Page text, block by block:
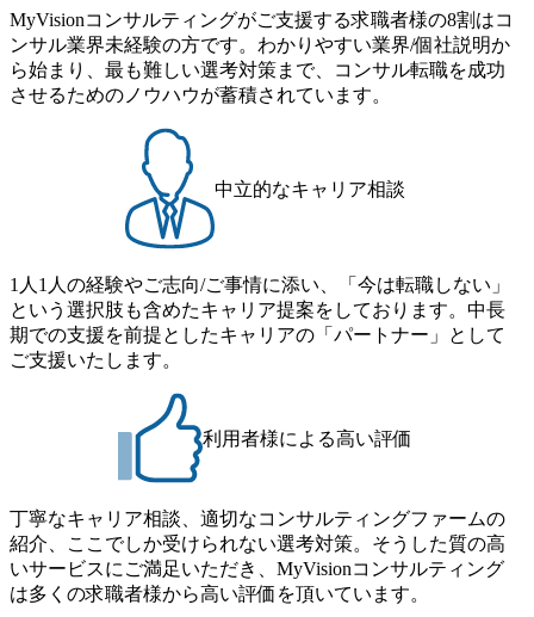
で主体的に動ける方 ・年齢にこだわらず、アドバイスを素
直に受け取れる方 ・推進力のある方
6年8月23日(日)にSustainable SCM SU 1day選考会を開催いた
します。 当SUは「GlobalでのSCM構築」や「物流・調達コ
ストの構造改革」といった伝統的なテーマに留まらずクラ
イアントがこれから取組むべき「グリーントランスフォー
った社会課題やテーマに対して、グローバル知見と最新の
事例などを基に企業の構造改革と社会価値の創造の取り組
みを行うプロフェッショナルチームです。 今回1day選考対
象となるポジションは下記となります。 ・コンサルタント
(調達改革・設備O&M)【SCS SU】 ・コンサルタント(ECM/
流改革/需給プロセス改革)【SSC SU】 ・SCM/ECMデータ・
プロセス分析・AI活用_Sustainable SCM Strategy Unit(Strategy
Consultant職)≪東京・大阪≫ ・コンサルタント(SCS SUオー
プンポジション)【SCS SU】 ※当日は全体での会社説明な
どはなく、個別選考のみの実施を予定しています ※1名あた
りの拘束時間は1時間～最大2時間半程度を想定しています
※1次面接と最終面接の間をなるべく空けないよう調整して
おりますが、調整が叶わないケースもございます オンライ
ン 書類選考通過者
食事などのカジュアルな交流、実際のプロジェクトのケー
ススタディ、1対1の模擬面接等、複数のセッションを約1か
月の期間に渡り行い、選考にご参加いただきます。コンサ
ルタント未経験の方でも、戦略コンサルタントの具体的な
仕事内容からお話をさせていただきますので、戦略コンサ
ルティングにご興味をお持ちの方は、この機会にぜひご応
にはWebテストを8月20日までに受験いただきます ・8月21
日までにプログラム参加者をご案内します ・初回プログラ
ム : 8月29日(土)10:00～13:30 @ベイン東京オフィス(六本木)
・プログラム期間中はコンサルタントとの食事会、プロジ
ェクトのご紹介、ケースワークショップなどを実施します
・10月17日(土)開催の選考会にて採用面接を実施する予定で
す ※ご都合が合わない方は別途調整いたします 初回プロ
ラインまたはオフラインの実施 ※東京オフィスのみのご応
募となります。他オフィス希望を含めたご応募はお受けい
たしかねますのでご了承ください ● フルタイムでの職務経
歴を2年以上お持ちの方で、東京オフィスのコンサルタント
ポジションに応募意思がある方 ● 英語・日本語ともにビジ
ネスレベルの方 ※日本語が母国語でない方は日本語能力
試験N1またはそれ相当の上級レベルの日本語力(会話・読解
力)
MyVisionコンサルティングがご支援する求職者様の8割はコ
ンサル業界未経験の方です。わかりやすい業界/個社説明か
ら始まり、最も難しい選考対策まで、コンサル転職を成功
させるためのノウハウが蓄積されています。
中立的なキャリア相談
1人1人の経験やご志向/ご事情に添い、「今は転職しない」
という選択肢も含めたキャリア提案をしております。中長
期での支援を前提としたキャリアの「パートナー」として
ご支援いたします。
利用者様による高い評価
丁寧なキャリア相談、適切なコンサルティングファームの
紹介、ここでしか受けられない選考対策。そうした質の高
いサービスにご満足いただき、MyVisionコンサルティング
は多くの求職者様から高い評価を頂いています。